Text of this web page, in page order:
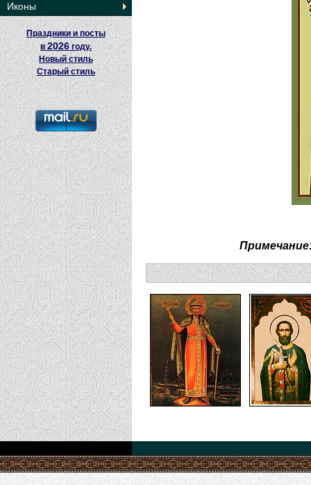
Иконы
Праздники и посты
в2026 году.
Новый стиль
Старый стиль